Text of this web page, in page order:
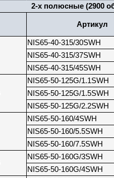
2-х полюсные (2900
Артикул
NIS65-40-315/30SWH
NIS65-40-315/37SWH
NIS65-40-315/45SWH
NIS65-50-125G/1.1SWH
NIS65-50-125G/1.5SWH
NIS65-50-125G/2.2SWH
NIS65-50-160/4SWH
NIS65-50-160/5.5SWH
NIS65-50-160/7.5SWH
NIS65-50-160G/3SWH
NIS65-50-160G/4SWH